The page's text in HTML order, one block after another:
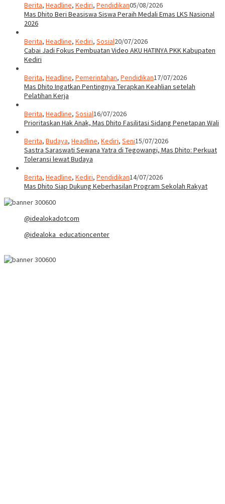
Berita, Headline, Kediri, Pendidikan05/08/2026
Mas Dhito Beri Beasiswa Siswa Peraih Medali Emas LKS Nasional
2026
Berita, Headline, Kediri, Sosial20/07/2026
Cabai Jadi Fokus Pembuatan Video AKU HATINYA PKK Kabupaten
Kediri
Berita, Headline, Pemerintahan, Pendidikan17/07/2026
Mas Dhito Ingatkan Pentingnya Terapkan Keahlian setelah
Pelatihan Kerja
Berita, Headline, Sosial16/07/2026
Prioritaskan Hak Anak, Mas Dhito Fasilitasi Sidang Penetapan Wali
Berita, Budaya, Headline, Kediri, Seni15/07/2026
Sastra Saraswati Sewana Yatra di Tegowangi, Mas Dhito: Perkuat
Toleransi lewat Budaya
Berita, Headline, Kediri, Pendidikan14/07/2026
Mas Dhito Siap Dukung Keberhasilan Program Sekolah Rakyat
@idealokadotcom
@idealoka_educationcenter